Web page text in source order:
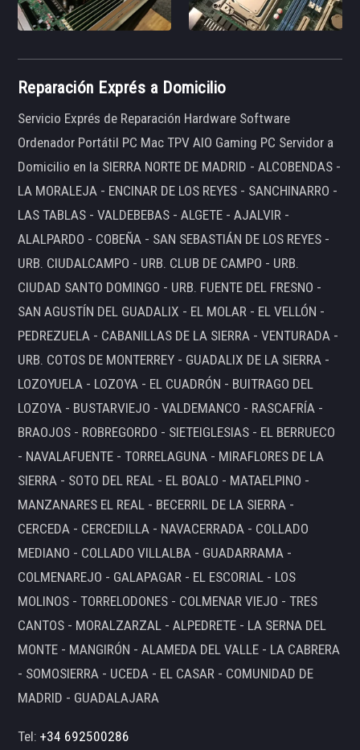
Reparación Exprés a Domicilio
Servicio Exprés de Reparación Hardware Software
Ordenador Portátil PC Mac TPV AIO Gaming PC Servidor a
Domicilio en la SIERRA NORTE DE MADRID - ALCOBENDAS -
LA MORALEJA - ENCINAR DE LOS REYES - SANCHINARRO -
LAS TABLAS - VALDEBEBAS - ALGETE - AJALVIR -
ALALPARDO - COBEÑA - SAN SEBASTIÁN DE LOS REYES -
URB. CIUDALCAMPO - URB. CLUB DE CAMPO - URB.
CIUDAD SANTO DOMINGO - URB. FUENTE DEL FRESNO -
SAN AGUSTÍN DEL GUADALIX - EL MOLAR - EL VELLÓN -
PEDREZUELA - CABANILLAS DE LA SIERRA - VENTURADA -
URB. COTOS DE MONTERREY - GUADALIX DE LA SIERRA -
LOZOYUELA - LOZOYA - EL CUADRÓN - BUITRAGO DEL
LOZOYA - BUSTARVIEJO - VALDEMANCO - RASCAFRÍA -
BRAOJOS - ROBREGORDO - SIETEIGLESIAS - EL BERRUECO
- NAVALAFUENTE - TORRELAGUNA - MIRAFLORES DE LA
SIERRA - SOTO DEL REAL - EL BOALO - MATAELPINO -
MANZANARES EL REAL - BECERRIL DE LA SIERRA -
CERCEDA - CERCEDILLA - NAVACERRADA - COLLADO
MEDIANO - COLLADO VILLALBA - GUADARRAMA -
COLMENAREJO - GALAPAGAR - EL ESCORIAL - LOS
MOLINOS - TORRELODONES - COLMENAR VIEJO - TRES
CANTOS - MORALZARZAL - ALPEDRETE - LA SERNA DEL
MONTE - MANGIRÓN - ALAMEDA DEL VALLE - LA CABRERA
- SOMOSIERRA - UCEDA - EL CASAR - COMUNIDAD DE
MADRID - GUADALAJARA
Tel:+34 692500286